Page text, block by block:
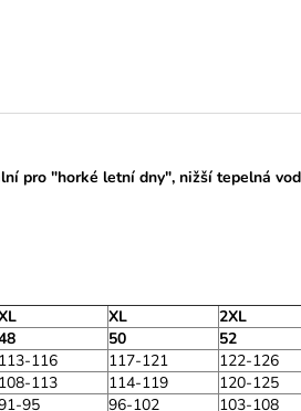
pro "horké letní dny", nižší tepelná
XL
2XL
50
52
113-116 117-121
122-126
108-113 114-119
120-125
95 96-102 103-108